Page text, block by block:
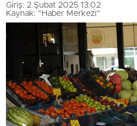
Giriş: 2 Şubat 2025 13:02
Kaynak: "Haber Merkezi"